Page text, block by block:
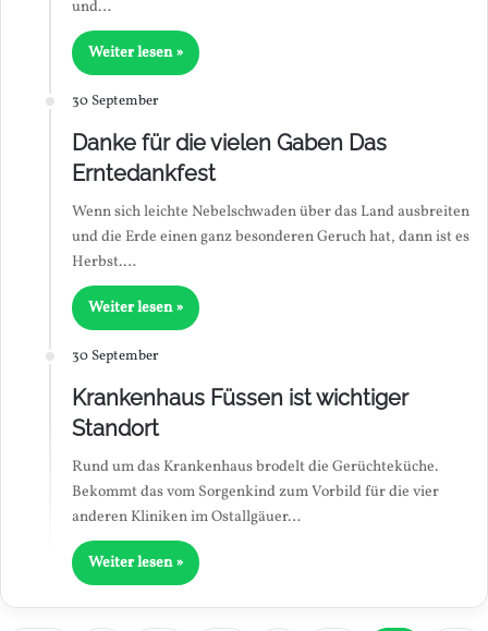
und…
Weiter lesen »
30 September
Danke für die vielen Gaben Das
Erntedankfest
Wenn sich leichte Nebelschwaden über das Land ausbreiten
und die Erde einen ganz besonderen Geruch hat, dann ist es
Herbst.…
Weiter lesen »
30 September
Krankenhaus Füssen ist wichtiger
Standort
Rund um das Krankenhaus brodelt die Gerüchteküche.
Bekommt das vom Sorgenkind zum Vorbild für die vier
anderen Kliniken im Ostallgäuer…
Weiter lesen »